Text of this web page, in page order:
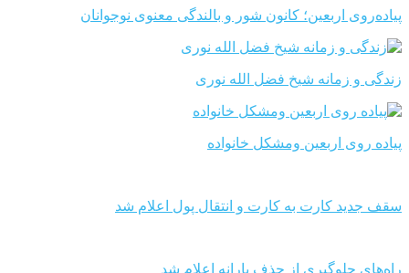
پیاده‌روی اربعین؛ کانون شور و بالندگی معنوی نوجوانان
زندگی و زمانه شیخ فضل الله نوری
پیاده روی اربعین ومشکل خانواده
سقف جدید کارت به کارت و انتقال پول اعلام شد
راه‌های جلوگیری از حذف یارانه اعلام شد